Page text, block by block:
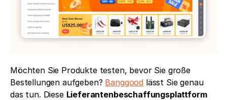
Möchten Sie Produkte testen, bevor Sie große
Bestellungen aufgeben? Banggood lässt Sie genau
das tun. Diese Lieferantenbeschaffungsplattform